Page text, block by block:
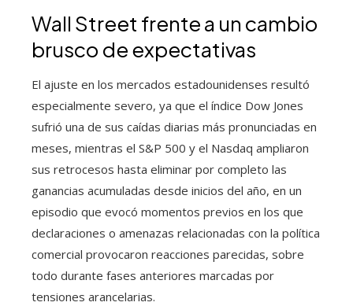
Wall Street frente a un cambio
brusco de expectativas
El ajuste en los mercados estadounidenses resultó
especialmente severo, ya que el índice Dow Jones
sufrió una de sus caídas diarias más pronunciadas en
meses, mientras el S&P 500 y el Nasdaq ampliaron
sus retrocesos hasta eliminar por completo las
ganancias acumuladas desde inicios del año, en un
episodio que evocó momentos previos en los que
declaraciones o amenazas relacionadas con la política
comercial provocaron reacciones parecidas, sobre
todo durante fases anteriores marcadas por
tensiones arancelarias.